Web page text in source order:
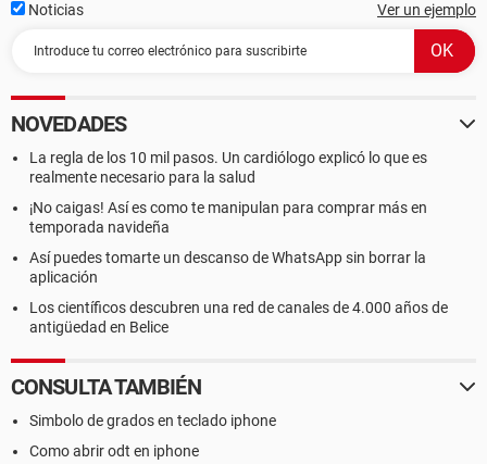
Noticias Ver un ejemplo
NOVEDADES
La regla de los 10 mil pasos. Un cardiólogo explicó lo que es
realmente necesario para la salud
¡No caigas! Así es como te manipulan para comprar más en
temporada navideña
Así puedes tomarte un descanso de WhatsApp sin borrar la
aplicación
Los científicos descubren una red de canales de 4.000 años de
antigüedad en Belice
CONSULTA TAMBIÉN
Simbolo de grados en teclado iphone
Como abrir odt en iphone